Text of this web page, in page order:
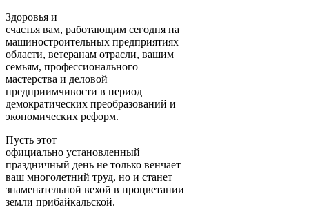
Здоровья и
счастья вам, работающим сегодня на
машиностроительных предприятиях
области, ветеранам отрасли, вашим
семьям, профессионального
мастерства и деловой
предприимчивости в период
демократических преобразований и
экономических реформ.
Пусть этот
официально установленный
праздничный день не только венчает
ваш многолетний труд, но и станет
знаменательной вехой в процветании
земли прибайкальской.